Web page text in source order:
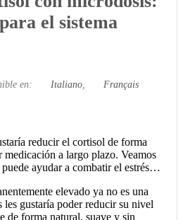
el sistema
en: Italiano Français
reducir el cortisol de forma
medicación a largo plazo. Veamos
ayudar a combatir el estrés…
elevado ya no es una
les gustaría poder reducir su nivel
de forma natural, suave y sin